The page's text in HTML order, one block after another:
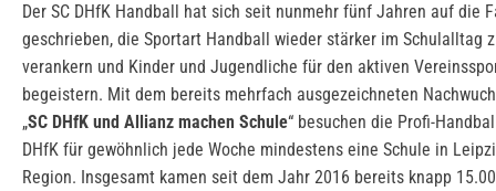
Der SC DHfK Handball hat sich seit nunmehr fünf Jahren auf die
geschrieben, die Sportart Handball wieder stärker im Schulalltag
verankern und Kinder und Jugendliche für den aktiven
begeistern. Mit dem bereits mehrfach ausgezeichneten
„SC DHfK und Allianz machen Schule“ besuchen die Profi-
DHfK für gewöhnlich jede Woche mindestens eine Schule in
Region. Insgesamt kamen seit dem Jahr 2016 bereits knapp